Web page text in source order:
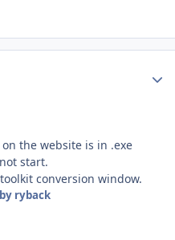
the website is in .exe
start.
conversion window.
ryback